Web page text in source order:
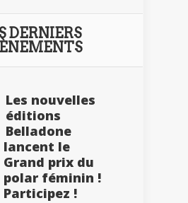
DERNIERS
Les nouvelles
éditions
Belladone
lancent le
Grand prix du
polar féminin !
Participez !